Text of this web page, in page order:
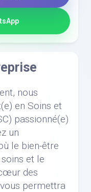
nous
en Soins et
passionné(e)
un
le bien-être
et le
des
permettra